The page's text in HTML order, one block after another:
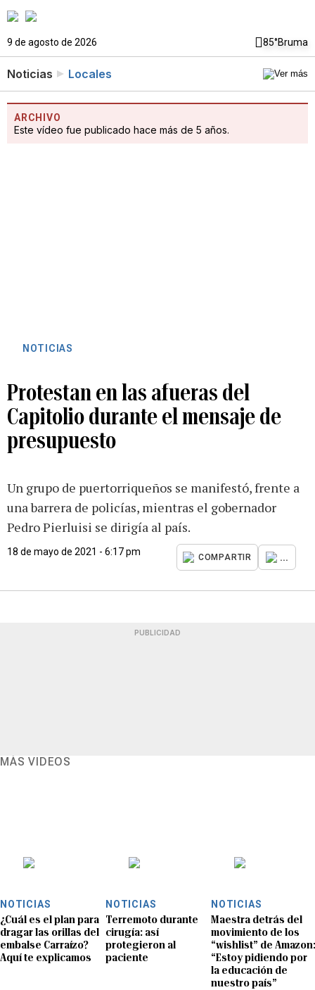
9 de agosto de 2026 85°Bruma
Noticias Locales
ARCHIVO
Este vídeo fue publicado hace más de 5 años.
NOTICIAS
Protestan en las afueras del
Capitolio durante el mensaje de
presupuesto
Un grupo de puertorriqueños se manifestó, frente a
una barrera de policías, mientras el gobernador
Pedro Pierluisi se dirigía al país.
18 de mayo de 2021 - 6:17 pm
COMPARTIR ...
PUBLICIDAD
MÁS VIDEOS
NOTICIAS
¿Cuál es el plan para
dragar las orillas del
embalse Carraízo?
Aquí te explicamos
NOTICIAS
Terremoto durante
cirugía: así
protegieron al
paciente
NOTICIAS
Maestra detrás del
movimiento de los
“wishlist” de Amazon:
“Estoy pidiendo por
la educación de
nuestro país”